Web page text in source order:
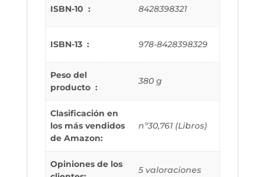
ISBN-10 ‏ : ‎ 8428398321
ISBN-13 ‏ : ‎ 978-8428398329
Peso del
producto ‏ : ‎
380 g
Clasificación en
los más vendidos
de Amazon:
nº30,761 (Libros)
Opiniones de los
5 valoraciones